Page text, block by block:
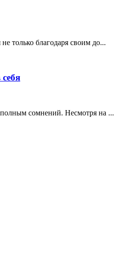
только благодаря своим до...
сомнений. Несмотря на ...